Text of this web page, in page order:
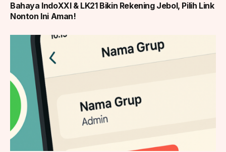
Bahaya IndoXXI & LK21 Bikin Rekening Jebol, Pilih Link
Nonton Ini Aman!